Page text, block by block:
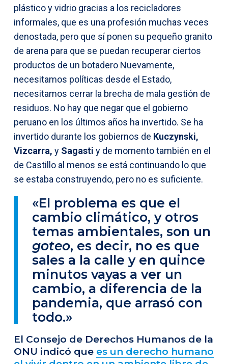
plástico y vidrio gracias a los recicladores
informales, que es una profesión muchas veces
denostada, pero que sí ponen su pequeño granito
de arena para que se puedan recuperar ciertos
productos de un botadero Nuevamente,
necesitamos políticas desde el Estado,
necesitamos cerrar la brecha de mala gestión de
residuos. No hay que negar que el gobierno
peruano en los últimos años ha invertido. Se ha
invertido durante los gobiernos de Kuczynski,
Vizcarra, y Sagasti y de momento también en el
de Castillo al menos se está continuando lo que
se estaba construyendo, pero no es suficiente.
«El problema es que el
cambio climático, y otros
temas ambientales, son un
goteo, es decir, no es que
sales a la calle y en quince
minutos vayas a ver un
cambio, a diferencia de la
pandemia, que arrasó con
todo.»
El Consejo de Derechos Humanos de la
ONU indicó que es un derecho humano